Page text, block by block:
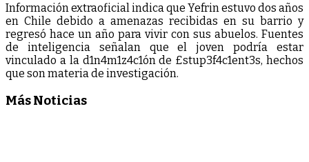
Información extraoficial indica que Yefrin estuvo dos años
en Chile debido a amenazas recibidas en su barrio y
regresó hace un año para vivir con sus abuelos. Fuentes
de inteligencia señalan que el joven podría estar
vinculado a la d1n4m1z4c1ón de £stup3f4c1ent3s, hechos
que son materia de investigación.
Más Noticias